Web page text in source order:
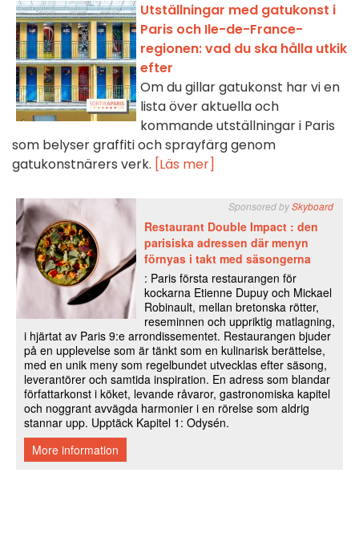
Utställningar med gatukonst i
Paris och Ile-de-France-
regionen: vad du ska hålla utkik
efter
Om du gillar gatukonst har vi en
lista över aktuella och
kommande utställningar i Paris
som belyser graffiti och sprayfärg genom
gatukonstnärers verk. [Läs mer]